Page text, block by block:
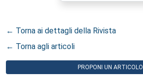
← Torna ai dettagli della Rivista
← Torna agli articoli
PROPONI UN ARTICOLO